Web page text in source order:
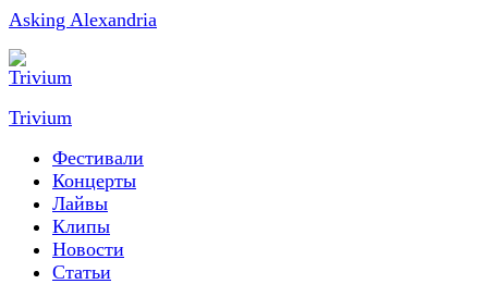
Asking Alexandria
Trivium
Фестивали
Концерты
Лайвы
Клипы
Новости
Статьи